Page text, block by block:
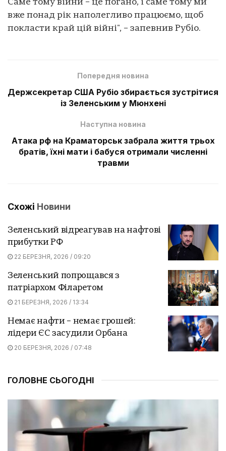
Саме тому війни – це погано, і саме тому ми
вже понад рік наполегливо працюємо, щоб
покласти край цій війні", – запевнив Рубіо.
Попередня новина
Держсекретар США Рубіо збирається зустрітися
із Зеленським у Мюнхені
Наступна новина
Атака рф на Краматорськ забрала життя трьох
братів, їхні мати і бабуся отримали численні
травми
Схожі Новини
Зеленський відреагував на нафтові
прибутки РФ
22 БЕРЕЗНЯ, 2026 / 09:20
Зеленський попрощався з
патріархом Філаретом
21 БЕРЕЗНЯ, 2026 / 13:34
Немає нафти – немає грошей:
лідери ЄС засудили Орбана
20 БЕРЕЗНЯ, 2026 / 07:48
ГОЛОВНЕ СЬОГОДНІ